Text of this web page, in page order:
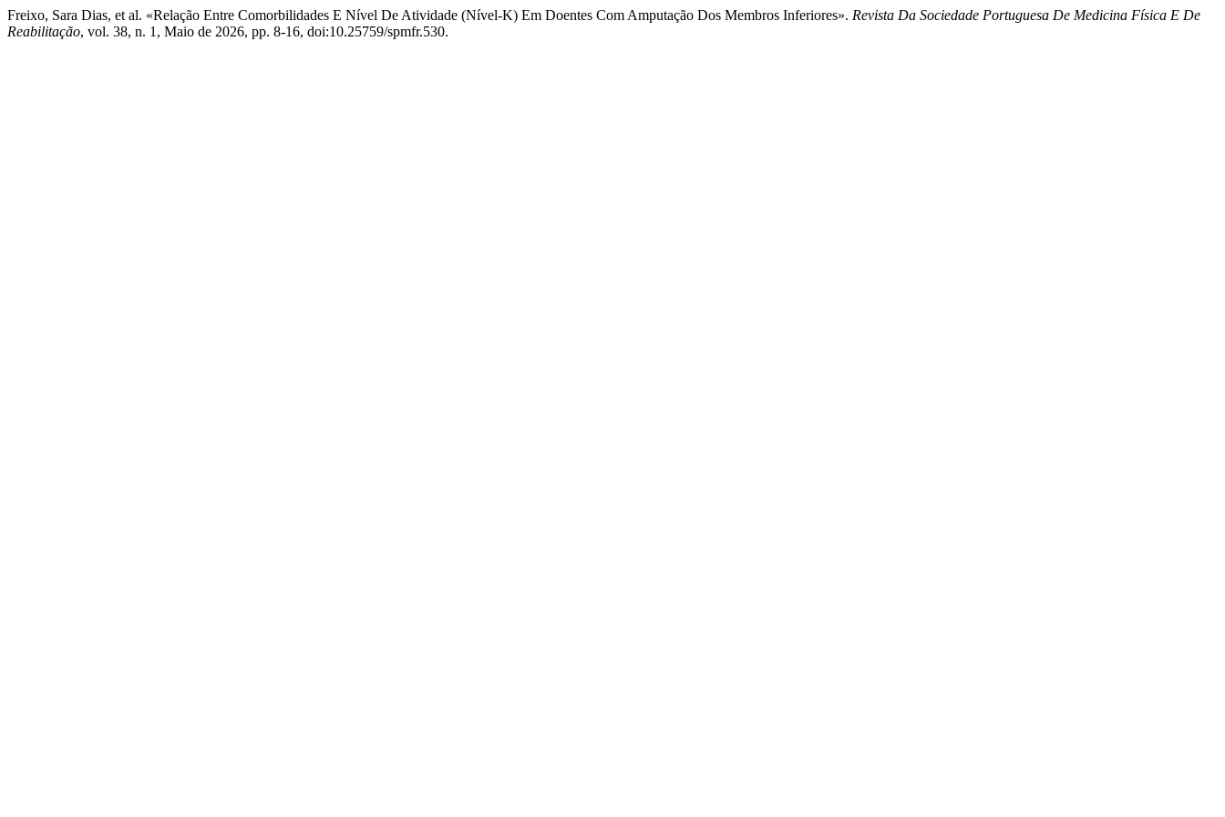
Freixo, Sara Dias, et al. «Relação Entre Comorbilidades E Nível De Atividade (Nível-K) Em Doentes Com Amputação Dos Membros Inferiores». Revista Da Sociedade Portuguesa De Medicina Física E De
Reabilitação, vol. 38, n. 1, Maio de 2026, pp. 8-16, doi:10.25759/spmfr.530.